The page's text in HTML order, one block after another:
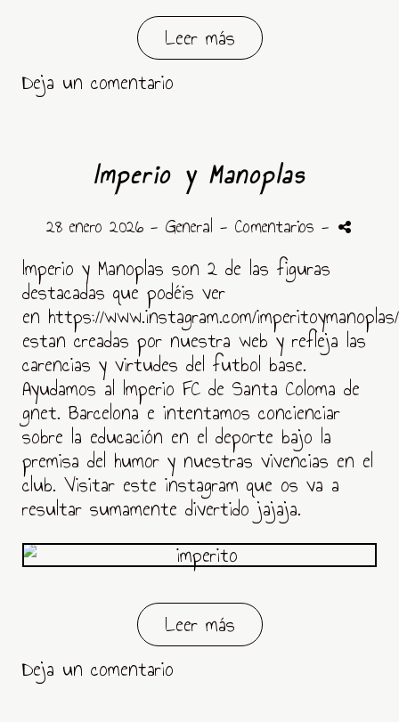
Leer más
Deja un comentario
Imperio y Manoplas
28 enero 2026 - General - Comentarios -
Imperio y Manoplas son 2 de las figuras
destacadas que podéis ver
en https://www.instagram.com/imperitoymanoplas/
estan creadas por nuestra web y refleja las
carencias y virtudes del futbol base.
Ayudamos al Imperio FC de Santa Coloma de
gnet. Barcelona e intentamos concienciar
sobre la educación en el deporte bajo la
premisa del humor y nuestras vivencias en el
club. Visitar este instagram que os va a
resultar sumamente divertido jajaja.
Leer más
Deja un comentario